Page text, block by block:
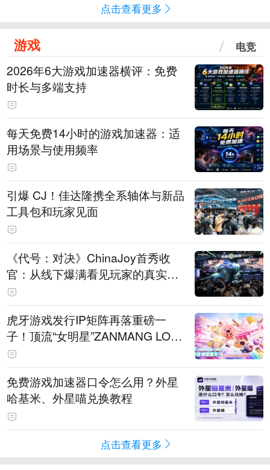
点击查看更多
游戏 电竞
2026年6大游戏加速器横评：免费
时长与多端支持
每天免费14小时的游戏加速器：适
用场景与使用频率
引爆 CJ！佳达隆携全系轴体与新品
工具包和玩家见面
《代号：对决》ChinaJoy首秀收
官：从线下爆满看见玩家的真实期
待
虎牙游戏发行IP矩阵再落重磅一
子！顶流“女明星”ZANMANG LOO
PY 正版3D消除手游《消消奇遇》
惊喜曝光
免费游戏加速器口令怎么用？外星
哈基米、外星喵兑换教程
点击查看更多